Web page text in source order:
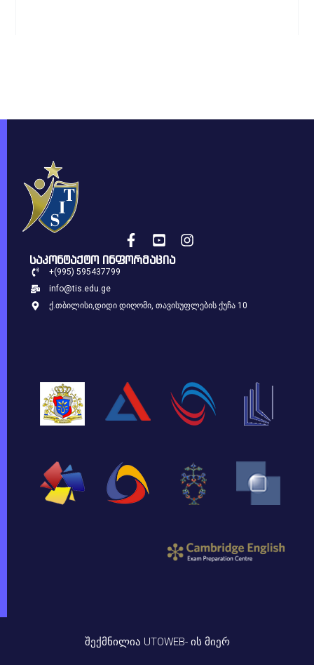
საკონტაქტო ინფორმაცია
+(995) 595437799
info@tis.edu.ge
ქ.თბილისი,დიდი დიღომი, თავისუფლების ქუჩა 10
ᲨᲔᲥᲛᲜᲘᲚᲘᲐ UTOWEB- ᲘᲡ ᲛᲘᲔᲠ